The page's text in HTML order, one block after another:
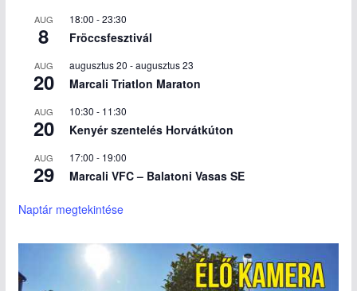
AUG
8
18:00 -23:30
Fröccsfesztivál
AUG
20
augusztus 20 -augusztus 23
Marcali Triatlon Maraton
AUG
20
10:30 - 11:30
Kenyér szentelés Horvátkúton
AUG
29
17:00 - 19:00
Marcali VFC – Balatoni Vasas SE
Naptár megtekintése